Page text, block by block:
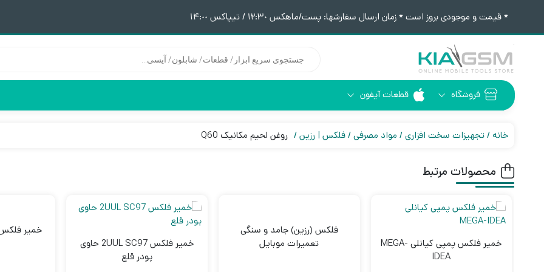
* قیمت و موجودی بروز است * زمان ارسال سفارشها: پست/ماهکس ١٢:٣٠ / تیپاکس ١۴:٠٠
محصولات
فروشگاه
ابزار لحیم کاری هیتر | هویه
قطعات آیفون
آیفون 6 قطعات آیفون 6 خانه تجهیزات سخت افزاری مواد مصرفی فلکس | رزین روغن لحیم مکانیک Q60
محصولات مرتبط
خمیر فلکس پمپی کیانلی MEGA-
IDEA
فلکس (رزین) جامد و سنگی
تعمیرات موبایل
خمیر فلکس 2UUL SC97 حاوی
پودر قلع